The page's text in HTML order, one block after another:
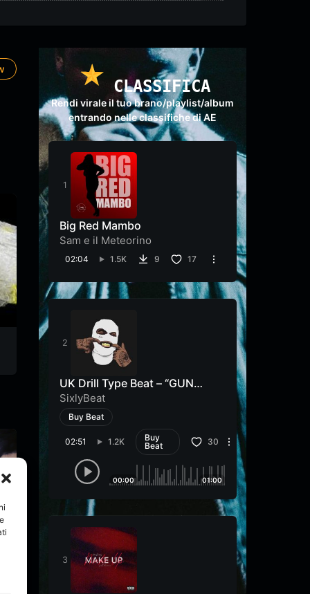
supermario
dr.ugsession
dr.ugsession
CLASSIFICA
Rendi virale il tuo brano/playlist/album
entrando nelle classifiche di AE
Big Red Mambo
Sam e il Meteorino
02:04 1.5K 9 17
UK Drill Type Beat – “GUN
SHOT”
SixlyBeat
Buy Beat
02:51 1.2K
Buy
Beat
30
00:00 01:00